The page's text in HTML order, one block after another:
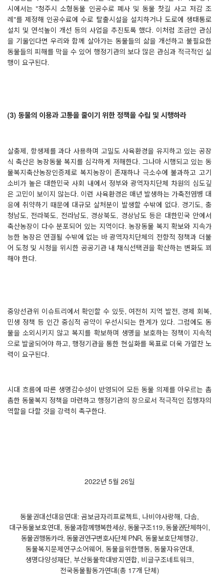
시에서는"청주시 소형동물 인공수로 폐사 및 동물 찻길 사고 저감 조
례"를 제정해 인공수료에 수로 탈출시설을 설치하거나 도로에 생태통로
설치 및 연석높이 개선 등의 사업을 추진토록 했다. 이처럼 조금만 관심
을 기울인다면 우리와 함께 살아가는 동물들의 삶을 개선하고 불필요한
동물들의 피해를 막을 수 있어 행정기관의 보다 많은 관심과 적극적인 실
행이 요구된다.
(3)동물의 이용과 고통을 줄이기 위한 정책을 수립 및 시행하라
살충제, 항생제를 과다 사용하며 고밀도 사육환경을 유지하고 있는 공장
식 축산은 농장동물 복지를 심각하게 저해한다. 그나마 시행되고 있는 동
물복지축산농장인증제로 복지농장이 존재하나 극소수에 불과하고 고기
소비가 높은 대한민국 사회 내에서 정부와 광역자치단체 차원의 심도깊
은 고민이 보이지 않는다. 이런 사육환경은 매년 발생하는 가축전염병 대
응에 취약하기 때문에 대규모 살처분이 발생할 수밖에 없다. 경기도,충
청남도, 전라북도, 전라남도, 경상북도, 경상남도 등은 대한민국 안에서
축산농장이 다수 분포되어 있는 지역이다.농장동물 복지 확보와 지속가
능한 농장은 연결될 수밖에 없는 바 광역자치단체의 전향적 정책과 더불
어 도청 및 시청을 위시한 공공기관 내 채식선택권을 확산하는 변화도 꾀
해야 한다.
중앙선관위 이슈트리에서 확인할 수 있듯, 여전히 지역 발전, 경제 회복,
민생 정책 등 인간 중심적 공약이 우선시되는 한계가 있다. 그럼에도 동
물을 소외시키지 않고 복지를 확보하며 생명을 보호하는 정책이 지속적
으로 발굴되어야 하고,행정기관을 통한 현실화를 목표로 더욱 가열찬 노
력이 요구된다.
시대 흐름에 따른 생명감수성이 반영되어 모든 동물 의제를 아우르는 촘
촘한 동물복지 정책을 마련하고 행정기관의 장으로서 적극적인 집행자의
역할을 다할 것을 강력히 촉구한다.
2022년 5월 26일
동물권대선대응연대: 곰보금자리프로젝트, 나비야사랑해, 다솜,
대구동물보호연대,동물과함께행복한세상,동물구조119,동물권단체하이,
동물권행동카라, 동물권연구변호사단체 PNR,동물보호단체행강,
동물복지문제연구소어웨어, 동물을위한행동, 동물자유연대,
생명다양성재단, 부산동물학대방지연합, 비글구조네트워크,
전국동물활동가연대(총 17개 단체)